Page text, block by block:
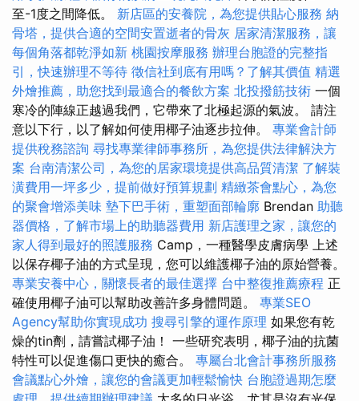
至-1度之間降低。 新店區的安養院，為您提供貼心服務 納
骨塔，提供合適的空間安置逝者的骨灰 居家清潔服務，讓
每個角落都乾淨如新 桃園按摩服務 辦理台胞證的完整指
引，快速辦理不等待 徵信社到底有用嗎？了解其價值 精選
外燴推薦，助您找到最適合的餐飲方案 北投撥筋技術 一個
寒冷的陣線正越過我們，它帶來了北極起源的氣波。 請注
意以下行，以了解如何使用椰子油逐步拉伸。 專業會計師
提供稅務諮詢 尋找專業律師事務所，為您提供法律解決方
案 台南清潔公司，為您的居家環境提供高品質清潔 了解裝
潢費用一坪多少，提前做好預算規劃 精緻茶會點心，為您
的聚會增添美味 墊下巴手術，重塑面部輪廓 Brendan 助聽
器價格，了解市場上的助聽器費用 新店護理之家，讓您的
家人得到最好的照護服務 Camp，一種醫學皮膚病學 上述
以保存椰子油的方式呈現，您可以維護椰子油的原始營養。
專業安養中心，關懷長者的最佳選擇 台中整復推薦療程 正
確使用椰子油可以幫助改善許多身體問題。 專業SEO
Agency幫助你實現成功 搜尋引擎的運作原理 如果您有乾
燥的tin劑，請嘗試椰子油！ 一些研究表明，椰子油的抗菌
特性可以促進傷口更快的癒合。 專屬台北會計事務所服務
會議點心外燴，讓您的會議更加輕鬆愉快 台胞證過期怎麼